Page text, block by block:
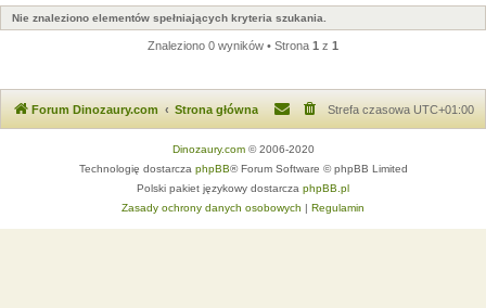
a
j
Nie znaleziono elementów spełniających kryteria szukania.
Znaleziono 0 wyników • Strona 1 z 1
Forum Dinozaury.com Strona główna Strefa czasowa UTC+01:00
Dinozaury.com© 2006-2020
Technologię dostarcza phpBB® Forum Software © phpBB Limited
Polski pakiet językowy dostarcza phpBB.pl
Zasady ochrony danych osobowych | Regulamin